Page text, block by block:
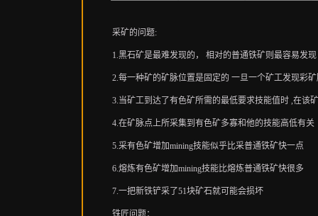
采矿的问题:
1.黑石矿是最难发现的， 相对的普通铁矿则最容易发
2.每一种矿的矿脉位置是固定的 一旦一个矿工发现彩
3.当矿工到达了有色矿所需的最低要求技能值时 ,在该
4.在矿脉点上所采集到有色矿多寡和他的技能高低有关
5.采有色矿增加mining技能似乎比采普通铁矿快一点
6.熔炼有色矿增加mining技能比熔炼普通铁矿快很多
7.一把新铁铲采了51块矿石就可能会损坏
铁匠问题：